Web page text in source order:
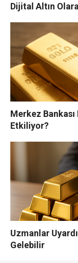
Dijital Altın
Merkez Bankası
Etkiliyor?
Uzmanlar
Gelebilir